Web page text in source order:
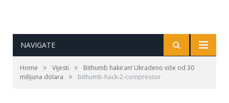
NAVIGATE
Home » Vijesti »
Bithumb hakiran! Ukradeno više od 30
milijuna dolara
» bithumb-hack-2-compressor